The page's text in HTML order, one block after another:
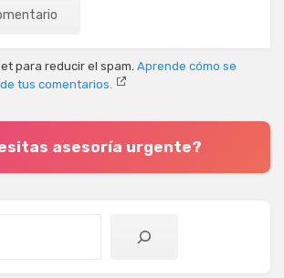
para reducir el spam. Aprende cómo se
tus comentarios.
asesoría urgente?